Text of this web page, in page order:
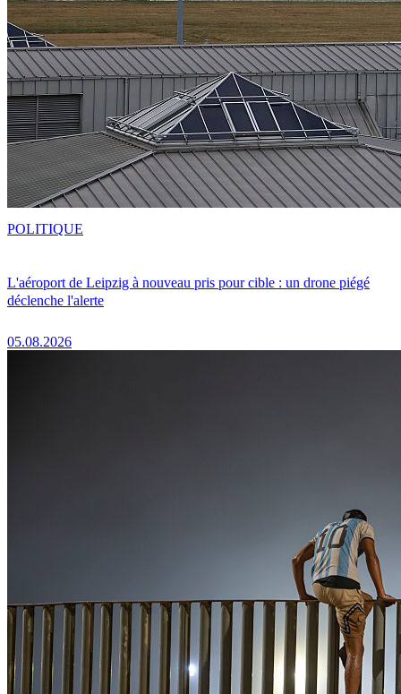
L'aéroport de Leipzig à nouveau pris pour cible : un drone piégé
déclenche l'alerte
05.08.2026
POLITIQUE